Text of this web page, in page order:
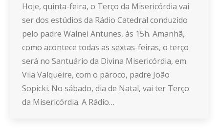
Hoje, quinta-feira, o Terço da Misericórdia vai
ser dos estúdios da Rádio Catedral conduzido
pelo padre Walnei Antunes, às 15h. Amanhã,
como acontece todas as sextas-feiras, o terço
será no Santuário da Divina Misericórdia, em
Vila Valqueire, com o pároco, padre João
Sopicki. No sábado, dia de Natal, vai ter Terço
da Misericórdia. A Rádio…